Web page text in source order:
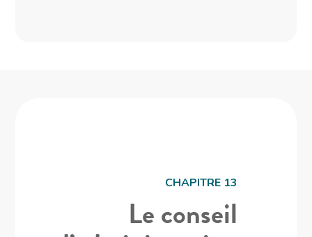
CHAPITRE 13
Le conseil